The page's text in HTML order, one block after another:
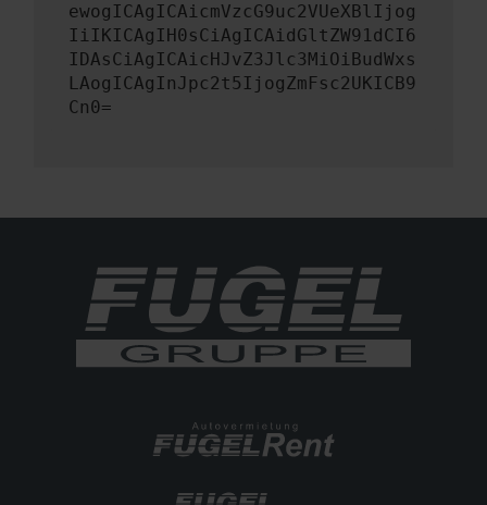
ewogICAgICAicmVzcG9uc2VUeXBlIjog
IiIKICAgIH0sCiAgICAidGltZW91dCI6
IDAsCiAgICAicHJvZ3Jlc3MiOiBudWxs
LAogICAgInJpc2t5IjogZmFsc2UKICB9
Cn0=